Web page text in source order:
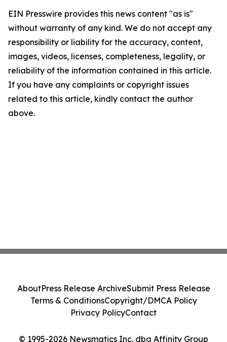
EIN Presswire provides this news content "as is"
without warranty of any kind. We do not accept any
responsibility or liability for the accuracy, content,
images, videos, licenses, completeness, legality, or
reliability of the information contained in this article.
If you have any complaints or copyright issues
related to this article, kindly contact the author
above.
© 1995-2026 Newsmatics Inc. dba Affinity Group
AboutPress Release ArchiveSubmit Press Release
Terms & ConditionsCopyright/DMCA Policy
Privacy PolicyContact